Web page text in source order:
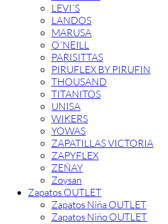
LEVI´S
LANDOS
MARUSA
O´NEILL
PARISITTAS
PIRUFLEX BY PIRUFIN
THOUSAND
TITANITOS
UNISA
WIKERS
YOWAS
ZAPATILLAS VICTORIA
ZAPYFLEX
ZEÑAY
Zoysan
Zapatos OUTLET
Zapatos Niña OUTLET
Zapatos Niño OUTLET